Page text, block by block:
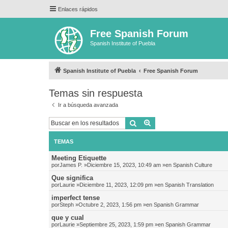
Enlaces rápidos
Free Spanish Forum
Spanish Institute of Puebla
Spanish Institute of Puebla Free Spanish Forum
Temas sin respuesta
Ir a búsqueda avanzada
Buscar
TEMAS
Meeting Etiquette
porJames P. »Diciembre 15, 2023, 10:49 am »en Spanish Culture
Que significa
porLaurie »Diciembre 11, 2023, 12:09 pm »en Spanish Translation
imperfect tense
porSteph »Octubre 2, 2023, 1:56 pm »en Spanish Grammar
que y cual
porLaurie »Septiembre 25, 2023, 1:59 pm »en Spanish Grammar